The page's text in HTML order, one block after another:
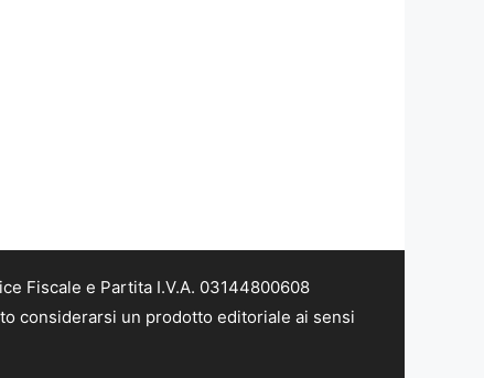
Fiscale e Partita I.V.A. 03144800608
considerarsi un prodotto editoriale ai sensi